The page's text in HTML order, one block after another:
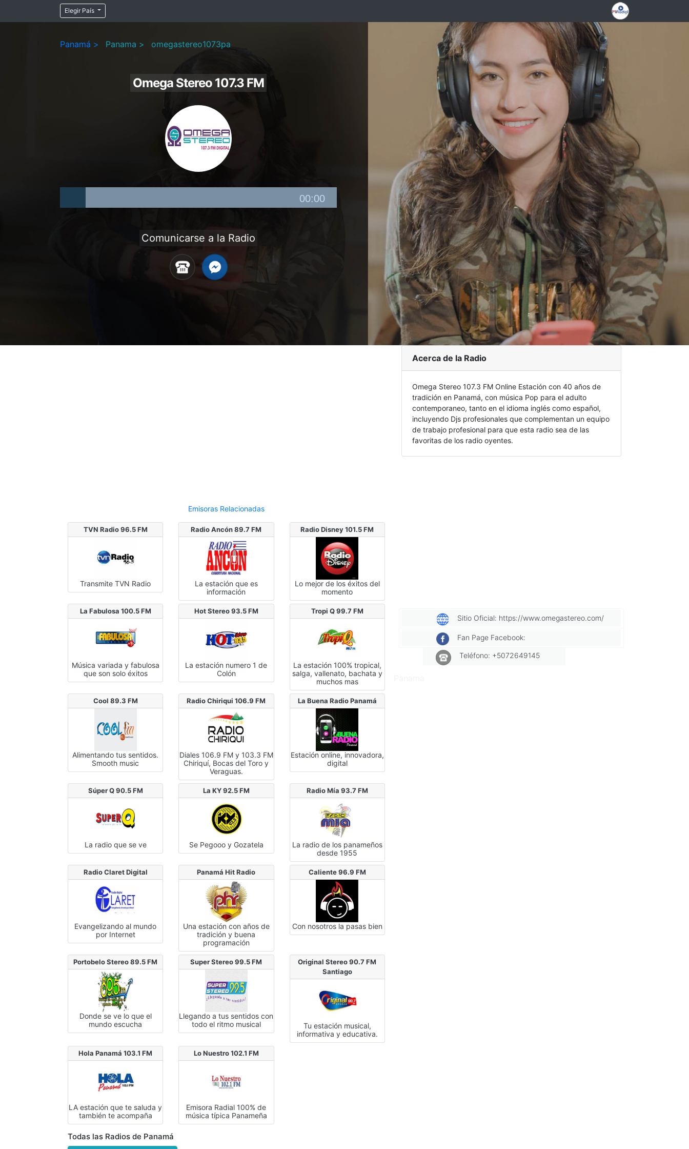
Elegir País
Panamá > Panama > omegastereo1073pa
Omega Stereo 107.3 FM
Player
00:00
Comunicarse a la Radio
Emisoras Relacionadas
TVN Radio 96.5 FM
Transmite TVN Radio
Radio Ancón 89.7 FM
La estación que es
información
Radio Disney 101.5 FM
Lo mejor de los éxitos del
momento
La Fabulosa 100.5 FM
Música variada y fabulosa
que son solo éxitos
Hot Stereo 93.5 FM
La estación numero 1 de
Colón
Tropi Q 99.7 FM
La estación 100% tropical,
salga, vallenato, bachata y
muchos mas
Cool 89.3 FM
Alimentando tus sentidos.
Smooth music
Radio Chiriqui 106.9 FM
Diales 106.9 FM y 103.3 FM
Chiriquí, Bocas del Toro y
Veraguas.
La Buena Radio Panamá
Estación online, innovadora,
digital
Súper Q 90.5 FM
La radio que se ve
La KY 92.5 FM
Se Pegooo y Gozatela
Radio Mía 93.7 FM
La radio de los panameños
desde 1955
Radio Claret Digital
Evangelizando al mundo
por Internet
Panamá Hit Radio
Una estación con años de
tradición y buena
programación
Caliente 96.9 FM
Con nosotros la pasas bien
Portobelo Stereo 89.5 FM
Donde se ve lo que el
mundo escucha
Super Stereo 99.5 FM
Llegando a tus sentidos con
todo el ritmo musical
Original Stereo 90.7 FM
Santiago
Tu estación musical,
informativa y educativa.
Hola Panamá 103.1 FM
LA estación que te saluda y
también te acompaña
Lo Nuestro 102.1 FM
Emisora Radial 100% de
música típica Panameña
Todas las Radios de Panamá
Acerca de la Radio
Omega Stereo 107.3 FM Online Estación con 40 años de
tradición en Panamá, con música Pop para el adulto
contemporaneo, tanto en el idioma inglés como español,
incluyendo Djs profesionales que complementan un equipo
de trabajo profesional para que esta radio sea de las
favoritas de los radio oyentes.
Sitio Oficial: https://www.omegastereo.com/
Fan Page Facebook:
Teléfono: +5072649145